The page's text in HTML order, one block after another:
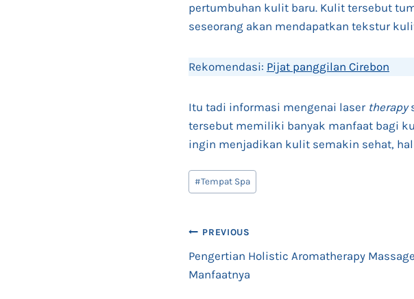
pertumbuhan kulit baru. Kulit tersebut
seseorang akan mendapatkan tekstur
Rekomendasi: Pijat panggilan Cirebon
Itu tadi informasi mengenai laser therapy
tersebut memiliki banyak manfaat bagi
ingin menjadikan kulit semakin sehat,
Post
Tags:
#Tempat Spa
Post
navigation
PREVIOUS
Pengertian Holistic Aromatherapy
Manfaatnya